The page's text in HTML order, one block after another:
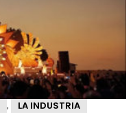
, LA INDUSTRIA